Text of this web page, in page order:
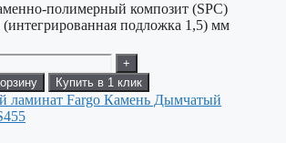
полимерный композит (SPC)
(интегрированная подложка 1,5) мм
+
Купить в 1 клик